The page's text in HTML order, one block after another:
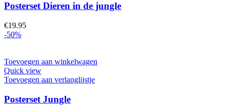
Posterset Dieren in de jungle
€19.95
-50%
Toevoegen aan winkelwagen
Quick view
Toevoegen aan verlanglijstje
Posterset Jungle